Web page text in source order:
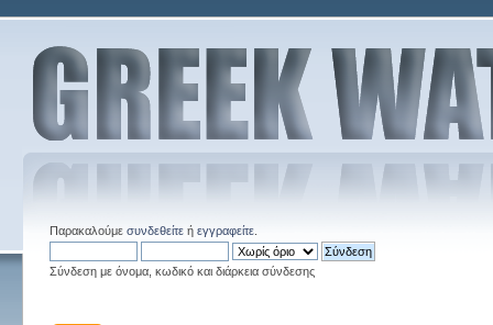
Παρακαλούμε συνδεθείτεή εγγραφείτε.
Σύνδεση με όνομα, κωδικό και διάρκεια σύνδεσης